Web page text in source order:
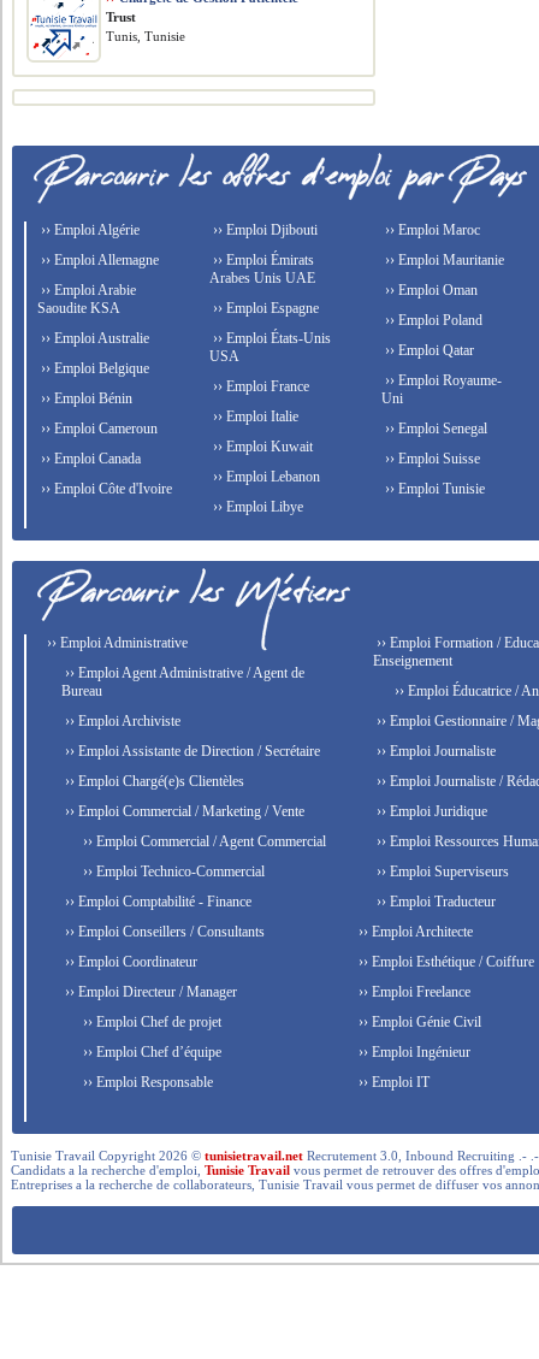
Trust
Tunis, Tunisie
›› Emploi Algérie
›› Emploi Allemagne
›› Emploi Arabie
Saoudite KSA
›› Emploi Australie
›› Emploi Belgique
›› Emploi Bénin
›› Emploi Cameroun
›› Emploi Canada
›› Emploi Côte d'Ivoire
›› Emploi Djibouti
›› Emploi Émirats
Arabes Unis UAE
›› Emploi Espagne
›› Emploi États-Unis
USA
›› Emploi France
›› Emploi Italie
›› Emploi Kuwait
›› Emploi Lebanon
›› Emploi Libye
›› Emploi Maroc
›› Emploi Mauritanie
›› Emploi Oman
›› Emploi Poland
›› Emploi Qatar
›› Emploi Royaume-
Uni
›› Emploi Senegal
›› Emploi Suisse
›› Emploi Tunisie
›› Emploi Administrative
›› Emploi Agent Administrative / Agent de
Bureau
›› Emploi Archiviste
›› Emploi Assistante de Direction / Secrétaire
›› Emploi Chargé(e)s Clientèles
›› Emploi Commercial / Marketing / Vente
›› Emploi Commercial / Agent Commercial
›› Emploi Technico-Commercial
›› Emploi Comptabilité - Finance
›› Emploi Conseillers / Consultants
›› Emploi Coordinateur
›› Emploi Directeur / Manager
›› Emploi Chef de projet
›› Emploi Chef d’équipe
›› Emploi Responsable
›› Emploi Formation /
Enseignement
›› Emploi Éducatrice /
›› Emploi Gestionnaire /
›› Emploi Journaliste
›› Emploi Journaliste /
›› Emploi Juridique
›› Emploi Ressources
›› Emploi Superviseurs
›› Emploi Traducteur
›› Emploi Architecte
›› Emploi Esthétique / Coiffure
›› Emploi Freelance
›› Emploi Génie Civil
›› Emploi Ingénieur
›› Emploi IT
Tunisie Travail Copyright 2026 ©tunisietravail.net Recrutement 3.0, Inbound Recruiting .-
Candidats a la recherche d'emploi,Tunisie Travail vous permet de retrouver des offres
Entreprises a la recherche de collaborateurs, Tunisie Travail vous permet de diffuser vos